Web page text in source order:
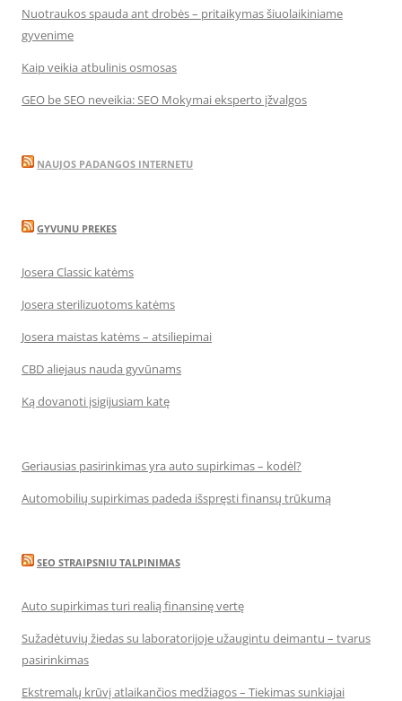
Nuotraukos spauda ant drobės – pritaikymas šiuolaikiniame
gyvenime
Kaip veikia atbulinis osmosas
GEO be SEO neveikia: SEO Mokymai eksperto įžvalgos
NAUJOS PADANGOS INTERNETU
GYVUNU PREKES
Josera Classic katėms
Josera sterilizuotoms katėms
Josera maistas katėms – atsiliepimai
CBD aliejaus nauda gyvūnams
Ką dovanoti įsigijusiam katę
Geriausias pasirinkimas yra auto supirkimas – kodėl?
Automobilių supirkimas padeda išspręsti finansų trūkumą
SEO STRAIPSNIU TALPINIMAS
Auto supirkimas turi realią finansinę vertę
Sužadėtuvių žiedas su laboratorijoje užaugintu deimantu – tvarus
pasirinkimas
Ekstremalų krūvį atlaikančios medžiagos – Tiekimas sunkiajai